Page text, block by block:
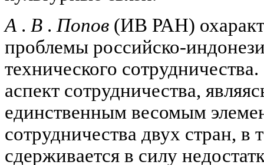
А. В .Попов (ИВ РАН)
проблемы российско-
технического
аспект сотрудничества,
единственным весомым
сотрудничества двух стран, в
сдерживается в силу